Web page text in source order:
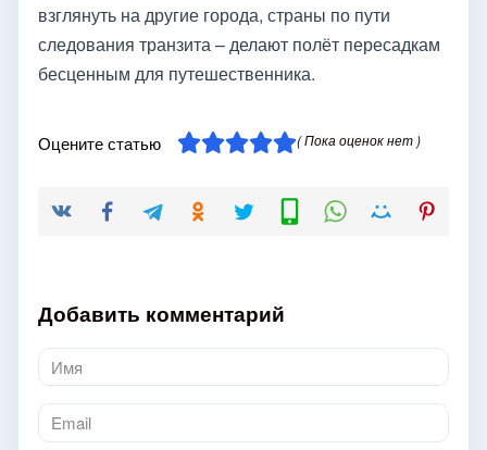
взглянуть на другие города, страны по пути
следования транзита – делают полёт пересадкам
бесценным для путешественника.
Оцените статью ( Пока оценок нет )
Добавить комментарий
Имя
*
Email
*